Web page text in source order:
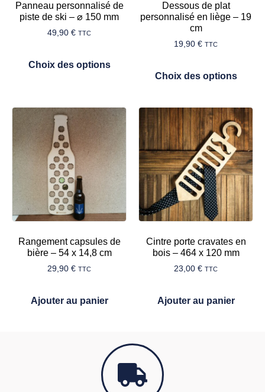
Panneau personnalisé de
piste de ski – ⌀ 150 mm
49,90 € TTC
Choix des options
Dessous de plat
personnalisé en liège – 19
cm
19,90 € TTC
Choix des options
Rangement capsules de
bière – 54 x 14,8 cm
29,90 € TTC
Ajouter au panier
Cintre porte cravates en
bois – 464 x 120 mm
23,00 € TTC
Ajouter au panier